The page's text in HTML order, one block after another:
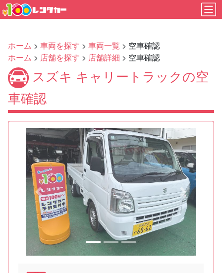
ホーム > 車両を探す > 車両一覧 > 空車確認
ホーム > 店舗を探す > 店舗詳細 > 空車確認
スズキ キャリートラックの空
車確認
Previous Next